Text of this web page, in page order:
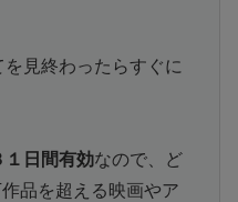
見終わったらすぐに
１日間有効なので、ど
品を超える映画やア